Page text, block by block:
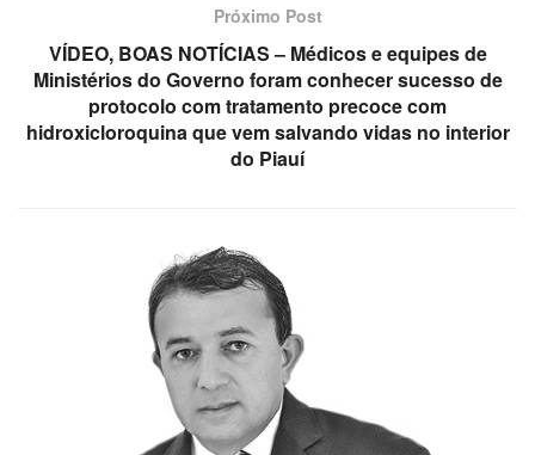
Próximo Post
VÍDEO, BOAS NOTÍCIAS – Médicos e equipes de
Ministérios do Governo foram conhecer sucesso de
protocolo com tratamento precoce com
hidroxicloroquina que vem salvando vidas no interior
do Piauí